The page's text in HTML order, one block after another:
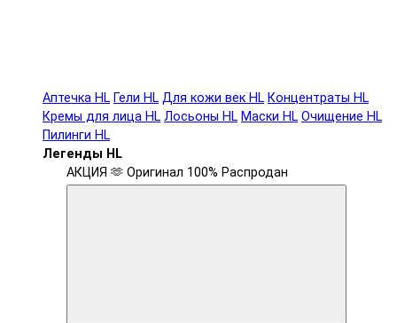
Аптечка HL Гели HL Для кожи век HL Концентраты HL
Кремы для лица HL Лосьоны HL Маски HL Очищение HL
Пилинги HL
Легенды HL
АКЦИЯ 🫶 Оригинал 100% Распродан